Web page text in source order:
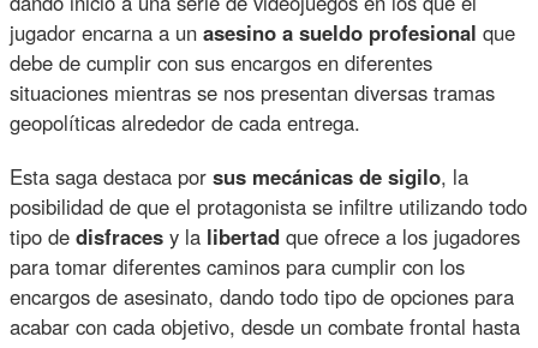
jugador encarna a unasesino a sueldo profesional que
debe de cumplir con sus encargos en diferentes
situaciones mientras se nos presentan diversas tramas
geopolíticas alrededor de cada entrega.
Esta saga destaca porsus mecánicas de sigilo, la
posibilidad de que el protagonista se infiltre utilizando todo
tipo dedisfraces y la libertad que ofrece a los jugadores
para tomar diferentes caminos para cumplir con los
encargos de asesinato, dando todo tipo de opciones para
acabar con cada objetivo, desde un combate frontal hasta